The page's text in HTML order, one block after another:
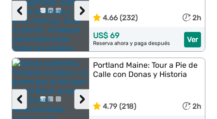
›
‹ 4.66 (232) 2h
Ver
US$ 69
Reserva ahora y paga después
›
‹
Portland Maine: Tour a Pie de
Calle con Donas y Historia
4.79 (218) 2h